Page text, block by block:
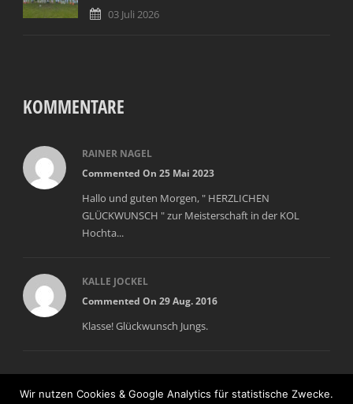
03 Juli 2026
KOMMENTARE
RAINER NAGEL
Commented On 25 Mai 2023
Hallo und guten Morgen, " HERZLICHEN
GLÜCKWUNSCH " zur Meisterschaft in der KOL
Hochta...
KALLE JOCKEL
Commented On 29 Aug. 2016
Klasse! Glückwunsch Jungs.
Wir nutzen Cookies & Google Analytics für statistische Zwecke.